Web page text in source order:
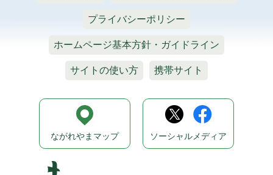
プライバシーポリシー
ホームページ基本方針・ガイドライン
サイトの使い方 携帯サイト
ながれやまマップ ソーシャルメディア